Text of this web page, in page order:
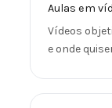
Aulas em
Vídeos
e onde